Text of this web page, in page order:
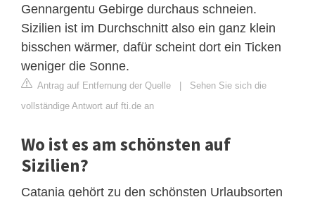
Gennargentu Gebirge durchaus schneien.
Sizilien ist im Durchschnitt also ein ganz klein
bisschen wärmer, dafür scheint dort ein Ticken
weniger die Sonne.
Antrag auf Entfernung der Quelle | Sehen Sie sich die
vollständige Antwort auf fti.de an
Wo ist es am schönsten auf
Sizilien?
Catania gehört zu den schönsten Urlaubsorten